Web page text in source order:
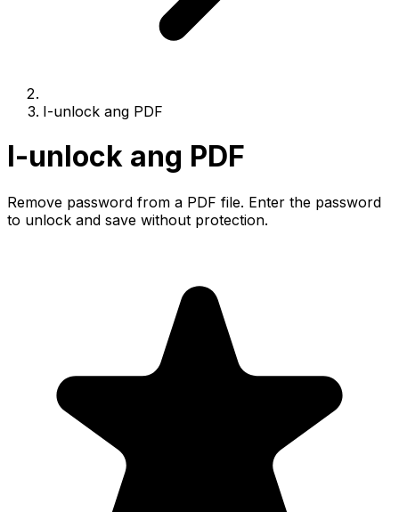
I-unlock ang PDF
I-unlock ang PDF
Remove password from a PDF file. Enter the password
to unlock and save without protection.